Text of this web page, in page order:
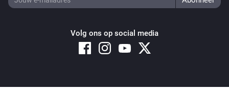
Volg ons op social media